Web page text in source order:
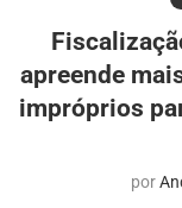
apreende
impróprios
por